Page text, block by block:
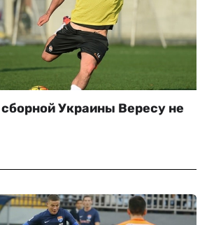
Украины Вересу не